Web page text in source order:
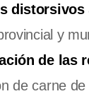
distorsivos
y
de las
de carne de